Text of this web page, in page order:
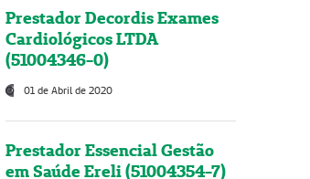
Prestador Decordis Exames
Cardiológicos LTDA
(51004346-0)
01 de Abril de 2020
Prestador Essencial Gestão
em Saúde Ereli (51004354-7)